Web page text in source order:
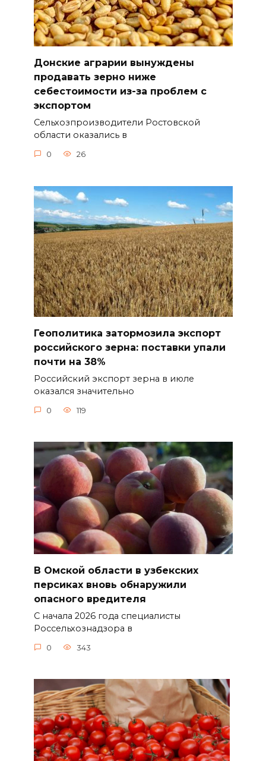
Донские аграрии вынуждены
продавать зерно ниже
себестоимости из-за проблем с
экспортом
Сельхозпроизводители Ростовской
области оказались в
0 26
Геополитика затормозила экспорт
российского зерна: поставки упали
почти на 38%
Российский экспорт зерна в июле
оказался значительно
0 119
В Омской области в узбекских
персиках вновь обнаружили
опасного вредителя
С начала 2026 года специалисты
Россельхознадзора в
0 343